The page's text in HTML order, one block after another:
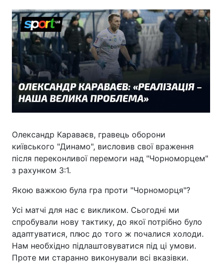
Олександр Караваєв, гравець оборони
київського "Динамо", висловив свої враження
після переконливої перемоги над "Чорноморцем"
з рахунком 3:1.
Якою важкою була гра проти "Чорноморця"?
Усі матчі для нас є викликом. Сьогодні ми
спробували нову тактику, до якої потрібно було
адаптуватися, плюс до того ж почалися холоди.
Нам необхідно підлаштовуватися під ці умови.
Проте ми старанно виконували всі вказівки.